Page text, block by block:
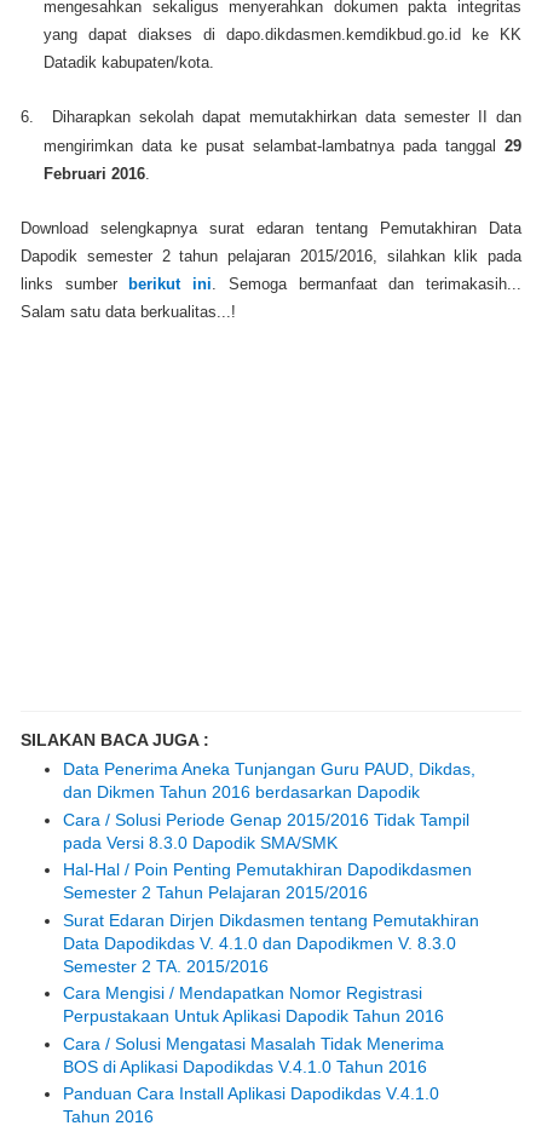
mengesahkan sekaligus menyerahkan dokumen pakta integritas
yang dapat diakses di dapo.dikdasmen.kemdikbud.go.id ke KK
Datadik kabupaten/kota.
6.
Diharapkan sekolah dapat memutakhirkan data semester II dan
mengirimkan data ke pusat selambat-lambatnya pada tanggal 29
Februari 2016.
Download selengkapnya surat edaran tentang Pemutakhiran Data
Dapodik semester 2 tahun pelajaran 2015/2016, silahkan klik pada
links sumber
berikut ini. Semoga bermanfaat dan terimakasih...
Salam satu data berkualitas...!
SILAKAN BACA JUGA :
Data Penerima Aneka Tunjangan Guru PAUD, Dikdas,
dan Dikmen Tahun 2016 berdasarkan Dapodik
Cara / Solusi Periode Genap 2015/2016 Tidak Tampil
pada Versi 8.3.0 Dapodik SMA/SMK
Hal-Hal / Poin Penting Pemutakhiran Dapodikdasmen
Semester 2 Tahun Pelajaran 2015/2016
Surat Edaran Dirjen Dikdasmen tentang Pemutakhiran
Data Dapodikdas V. 4.1.0 dan Dapodikmen V. 8.3.0
Semester 2 TA. 2015/2016
Cara Mengisi / Mendapatkan Nomor Registrasi
Perpustakaan Untuk Aplikasi Dapodik Tahun 2016
Cara / Solusi Mengatasi Masalah Tidak Menerima
BOS di Aplikasi Dapodikdas V.4.1.0 Tahun 2016
Panduan Cara Install Aplikasi Dapodikdas V.4.1.0
Tahun 2016